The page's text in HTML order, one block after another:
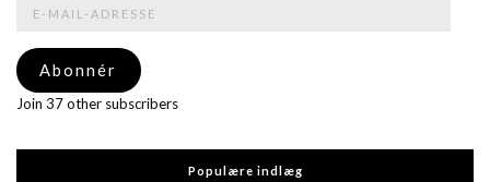
adresse
Abonnér
Join 37 other subscribers
Populære indlæg